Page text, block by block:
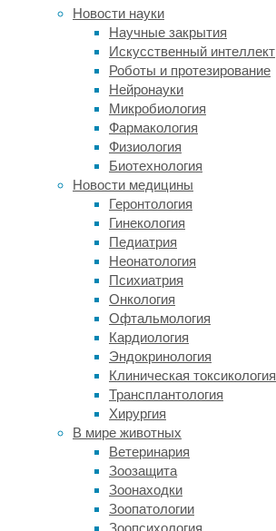
Новости науки
Научные закрытия
Искусственный интеллект
Роботы и протезирование
Нейронауки
Микробиология
Фармакология
Физиология
Биотехнология
Новости медицины
Геронтология
Гинекология
Педиатрия
Неонатология
Психиатрия
Онкология
Офтальмология
Кардиология
Эндокринология
Клиническая токсикология
Трансплантология
Хирургия
В мире животных
Ветеринария
Зоозащита
Зоонаходки
Зоопатологии
Зоопсихология
определяет
судьбу
человека,
например
анализ
ДНК
композитора
Людвига
ван
Бетховена
показал
отсутствие
него
выдающихся
музыкальных
способностей.
Однако
некоторых
случаях
информация
о
значении
наследственности
способна
объяснить
социальные